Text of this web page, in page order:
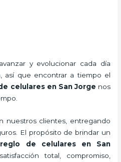
y evolucionar cada día
así que encontrar a tiempo el
celulares en San Jorge nos
nuestros clientes, entregando
El propósito de brindar un
de celulares en San
total, compromiso,